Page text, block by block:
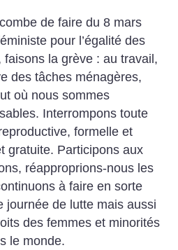
de faire du 8 mars
pour l’égalité des
faisons la grève : au travail,
des tâches ménagères,
où nous sommes
Interrompons toute
formelle et
gratuite. Participons aux
réapproprions-nous les
à faire en sorte
journée de lutte mais aussi
des femmes et minorités
le monde.